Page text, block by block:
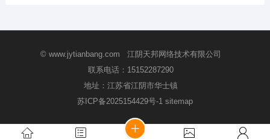
© www.jytianbang.com 江阴天邦网络技术有限公司
联系电话： 15152287290
地址：江苏省江阴市华士镇
苏ICP备2025154429号-1 sitemap